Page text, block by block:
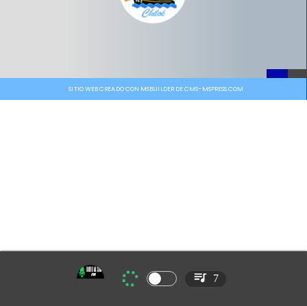
SITIO WEB CREADO CON MSBUILDER DE CMS-MSPRESS.COM
7